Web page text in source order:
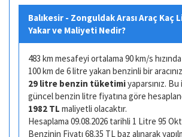
Balıkesir - Zonguldak Arası Araç Kaç
Yakar ve Maliyeti Nedir?
483 km mesafeyi ortalama 90 km/s
100 km de 6 litre yakan benzinli bir
29 litre benzin tüketimiyaparsınız.
güncel benzin litre fiyatına göre
1982 TL maliyetli olacaktır.
Hesaplama 09.08.2026 tarihli 1 Litre 95
Benzinin Fiyatı 68.35 TL baz alınarak